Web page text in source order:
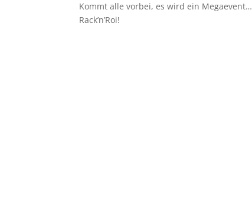
Kommt alle vorbei, es wird ein Megaevent…
Rack’n’Roi!